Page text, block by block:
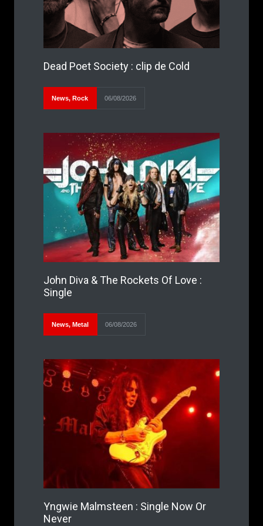
Dead Poet Society : clip de Cold
News, Rock 06/08/2026
John Diva & The Rockets Of Love :
Single
News, Metal 06/08/2026
Yngwie Malmsteen : Single Now Or
Never